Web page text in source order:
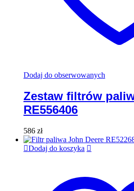
Dodaj do obserwowanych
Zestaw filtrów
RE556406
586 zł
Dodaj do koszyka